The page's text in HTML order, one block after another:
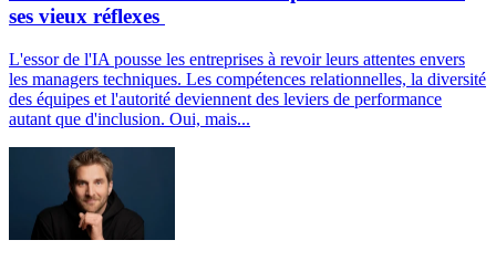
ses vieux réflexes
L'essor de l'IA pousse les entreprises à revoir leurs attentes envers
les managers techniques. Les compétences relationnelles, la diversité
des équipes et l'autorité deviennent des leviers de performance
autant que d'inclusion. Oui, mais...